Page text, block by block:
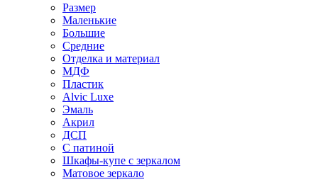
Размер
Маленькие
Большие
Средние
Отделка и материал
МДФ
Пластик
Alvic Luxe
Эмаль
Акрил
ДСП
С патиной
Шкафы-купе с зеркалом
Матовое зеркало